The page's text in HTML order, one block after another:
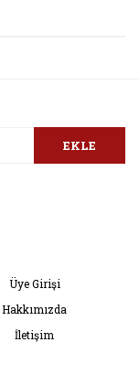
EKLE
Üye Girişi
Hakkımızda
İletişim